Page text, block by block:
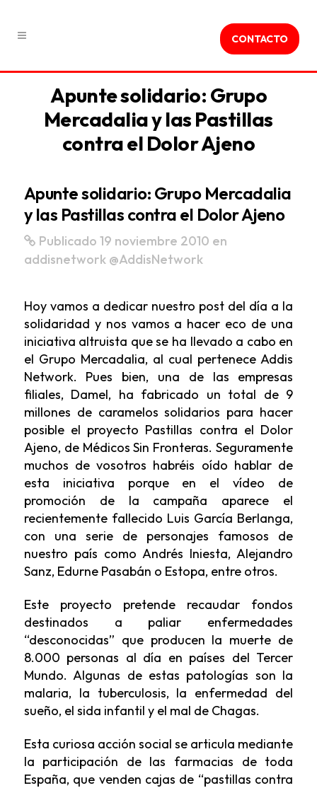
CONTACTO
Apunte solidario: Grupo
Mercadalia y las Pastillas
contra el Dolor Ajeno
Apunte solidario: Grupo Mercadalia
y las Pastillas contra el Dolor Ajeno
Publicado 19 noviembre 2010 en
addisnetwork @AddisNetwork
Hoy vamos a dedicar nuestro post del día a la
solidaridad y nos vamos a hacer eco de una
iniciativa altruista que se ha llevado a cabo en
el Grupo Mercadalia, al cual pertenece Addis
Network. Pues bien, una de las empresas
filiales, Damel, ha fabricado un total de 9
millones de caramelos solidarios para hacer
posible el proyecto Pastillas contra el Dolor
Ajeno, de Médicos Sin Fronteras. Seguramente
muchos de vosotros habréis oído hablar de
esta iniciativa porque en el vídeo de
promoción de la campaña aparece el
recientemente fallecido Luis García Berlanga,
con una serie de personajes famosos de
nuestro país como Andrés Iniesta, Alejandro
Sanz, Edurne Pasabán o Estopa, entre otros.
Este proyecto pretende recaudar fondos
destinados a paliar enfermedades
“desconocidas” que producen la muerte de
8.000 personas al día en países del Tercer
Mundo. Algunas de estas patologías son la
malaria, la tuberculosis, la enfermedad del
sueño, el sida infantil y el mal de Chagas.
Esta curiosa acción social se articula mediante
la participación de las farmacias de toda
España, que venden cajas de “pastillas contra